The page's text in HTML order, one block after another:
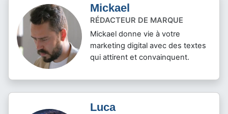
Mickael
RÉDACTEUR DE MARQUE
Mickael donne vie à votre
marketing digital avec des textes
qui attirent et convainquent.
Luca